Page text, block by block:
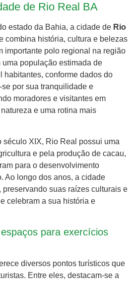
de Rio Real BA
estado da Bahia, a cidade de Rio
combina história, cultura e belezas
importante polo regional na região
população estimada de
habitantes, conforme dados do
se por sua tranquilidade e
moradores e visitantes em
e uma rotina mais
século XIX, Rio Real possui uma
e pela produção de cacau,
para o desenvolvimento
Ao longo dos anos, a cidade
preservando suas raízes culturais e
celebram a sua história e
para exercícios
diversos pontos turísticos que
Entre eles, destacam-se a